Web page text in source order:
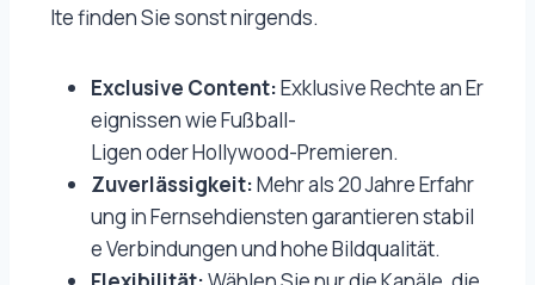
lte finden Sie sonst nirgends.
Exclusive Content:Exklusive Rechte an Er
eignissen wie Fußball-
Ligen oder Hollywood-Premieren.
Zuverlässigkeit:Mehr als 20 Jahre Erfahr
ung in Fernsehdiensten garantieren stabil
e Verbindungen und hohe Bildqualität.